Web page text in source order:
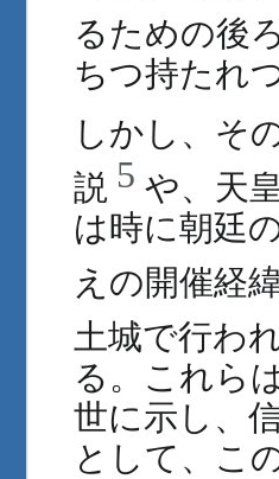
るための後
ちつ持たれ
しかし、そ
説 5 や、天
は時に朝廷
えの開催経
土城で行わ
る。これら
世に示し、
として、こ